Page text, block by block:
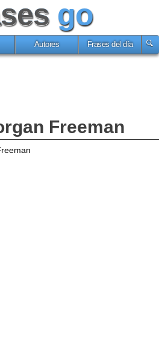
go
Autores Frases del día
Freeman